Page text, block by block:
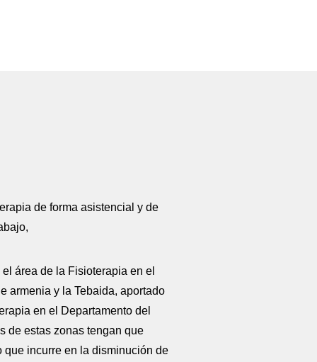
de forma asistencial y de
área de la Fisioterapia en el
armenia y la Tebaida, aportado
en el Departamento del
de estas zonas tengan que
incurre en la disminución de